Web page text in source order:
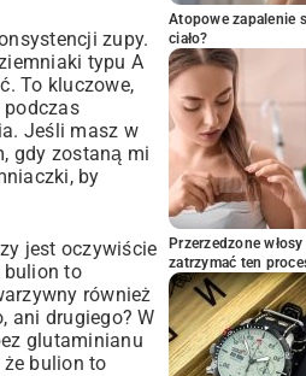
zupy.
typu A
To kluczowe,
podczas
Jeśli masz w
gdy zostaną mi
, by
jest oczywiście
bulion to
również
ani drugiego? W
glutaminianu
bulion to
Atopowe zapalenie
ciało?
Przerzedzone
zatrzymać ten